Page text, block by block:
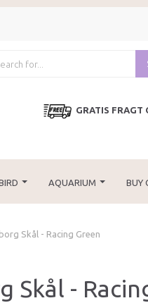
GRATIS FRAGT
AQUARIUM BUY
Skål - Racing Green
Skål -